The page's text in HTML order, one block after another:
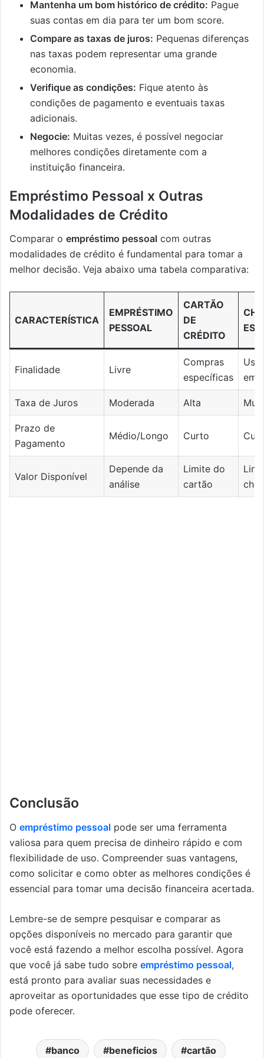
Mantenha um bom histórico de crédito: Pague
suas contas em dia para ter um bom score.
Compare as taxas de juros: Pequenas diferenças
nas taxas podem representar uma grande
economia.
Verifique as condições: Fique atento às
condições de pagamento e eventuais taxas
adicionais.
Negocie: Muitas vezes, é possível negociar
melhores condições diretamente com a
instituição financeira.
Empréstimo Pessoal x Outras
Modalidades de Crédito
Comparar o empréstimo pessoal com outras
modalidades de crédito é fundamental para tomar a
melhor decisão. Veja abaixo uma tabela comparativa:
CARACTERÍSTICA
EMPRÉSTIMO
PESSOAL
CARTÃO
DE
CRÉDITO
Finalidade Livre
Compras
específicas
Uso
Taxa de Juros Moderada Alta
Prazo de
Pagamento
Médio/Longo Curto
Valor Disponível
Depende da
análise
Limite do
cartão
Conclusão
O empréstimo pessoal pode ser uma ferramenta
valiosa para quem precisa de dinheiro rápido e com
flexibilidade de uso. Compreender suas vantagens,
como solicitar e como obter as melhores condições é
essencial para tomar uma decisão financeira acertada.
Lembre-se de sempre pesquisar e comparar as
opções disponíveis no mercado para garantir que
você está fazendo a melhor escolha possível. Agora
que você já sabe tudo sobre empréstimo pessoal,
está pronto para avaliar suas necessidades e
aproveitar as oportunidades que esse tipo de crédito
pode oferecer.
banco beneficios cartão